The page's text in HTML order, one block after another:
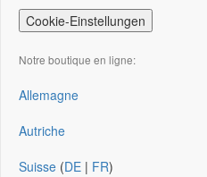
Cookie-Einstellungen
Notre boutique en ligne:
Allemagne
Autriche
Suisse (DE | FR)